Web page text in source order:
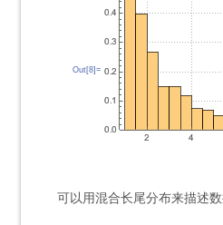
Out[8]=
可以用混合长尾分布来描述